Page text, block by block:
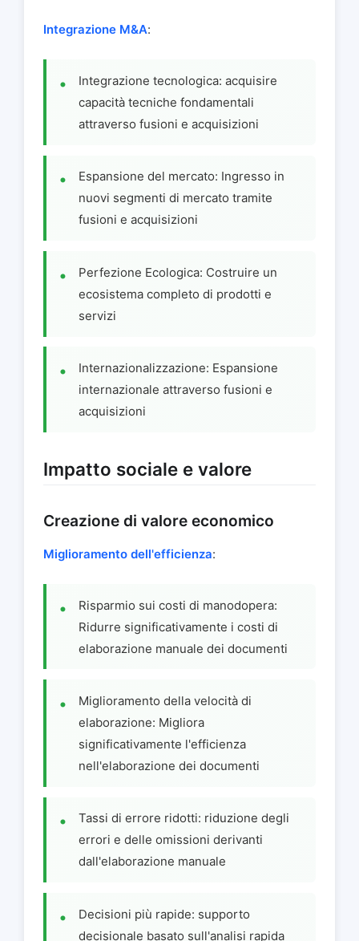
Integrazione M&A:
Integrazione tecnologica: acquisire
capacità tecniche fondamentali
attraverso fusioni e acquisizioni
Espansione del mercato: Ingresso in
nuovi segmenti di mercato tramite
fusioni e acquisizioni
Perfezione Ecologica: Costruire un
ecosistema completo di prodotti e
servizi
Internazionalizzazione: Espansione
internazionale attraverso fusioni e
acquisizioni
Impatto sociale e valore
Creazione di valore economico
Miglioramento dell'efficienza:
Risparmio sui costi di manodopera:
Ridurre significativamente i costi di
elaborazione manuale dei documenti
Miglioramento della velocità di
elaborazione: Migliora
significativamente l'efficienza
nell'elaborazione dei documenti
Tassi di errore ridotti: riduzione degli
errori e delle omissioni derivanti
dall'elaborazione manuale
Decisioni più rapide: supporto
decisionale basato sull'analisi rapida